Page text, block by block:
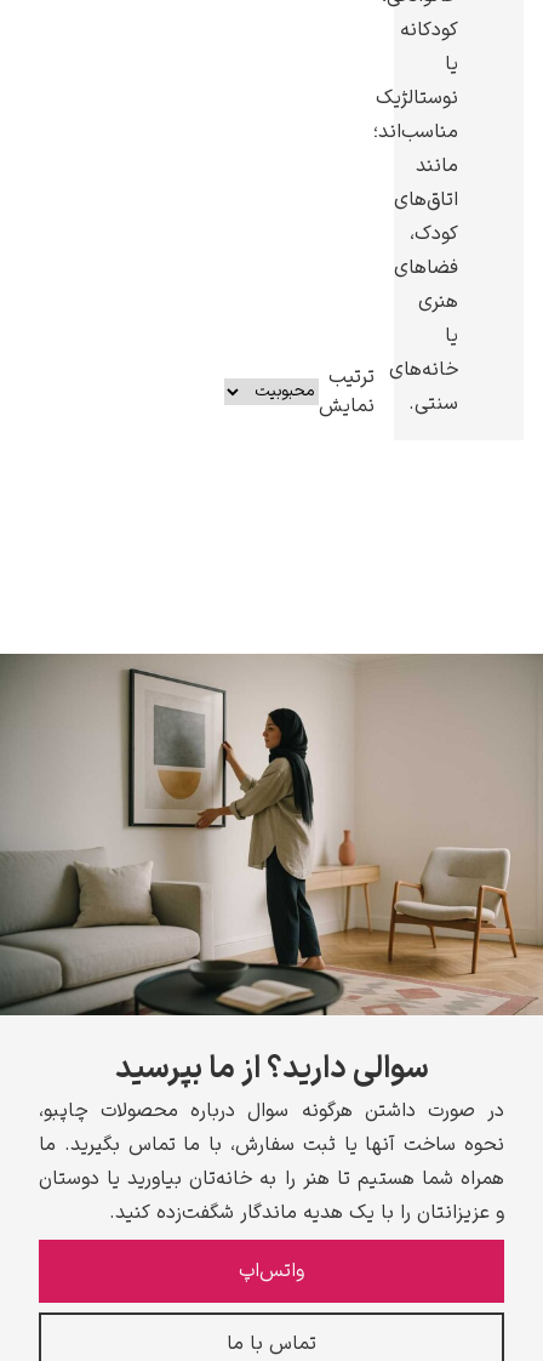
یوهانس فرمیر
کودکانه
یا
نوستالژیک
مناسب‌اند؛
مانند
اتاق‌های
کودک،
فضاهای
هنری
یا
خانه‌های
سنتی.
ترتیب
نمایش
سوالی دارید؟ از ما بپرسید
در صورت داشتن هرگونه سوال درباره محصولات چاپبو،
نحوه ساخت آنها یا ثبت سفارش، با ما تماس بگیرید. ما
همراه شما هستیم تا هنر را به خانه‌تان بیاورید یا دوستان
و عزیزانتان را با یک هدیه ماندگار شگفت‌زده کنید.
واتس‌اپ
تماس با ما